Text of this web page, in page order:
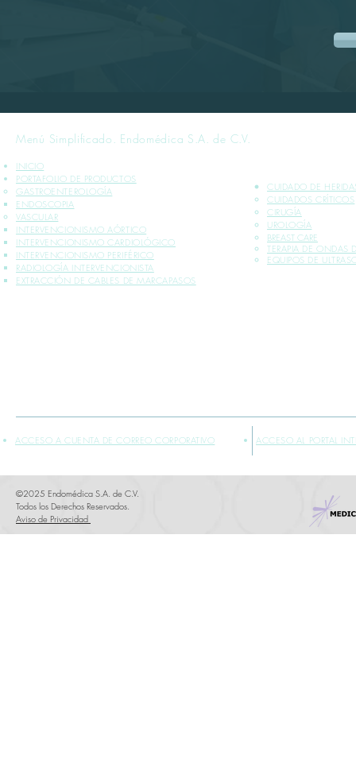
Menú Simplificado. Endomédica S.A. de C.V.
INICIO
PORTAFOLIO DE PRODUCTOS
GASTROENTEROLOGÍA
ENDOSCOPIA
VASCULAR
INTERVENCIONISMO AÓRTICO
INTERVENCIONISMO CARDIOLÓGICO
INTERVENCIONISMO PERIFÉRICO
RADIOLOGÍA INTERVENCIONISTA
EXTRACCIÓN DE CABLES DE MARCAPASOS
CUIDADO DE
CUIDADOS CRÍTICOS​
CIRUGÍA
UROLOGÍA
BREAST CARE
TERAPIA DE ONDAS
EQUIPOS DE
ACCESO A CUENTA DE CORREO CORPORATIVO ACCESO AL PORTAL
©2025 Endomédica S.A. de C.V.
Todos los Derechos Reservados.
Aviso de Privacidad